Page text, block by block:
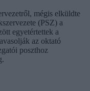
mégis elküldte
(PSZ) a
egyetértettek a
az oktató
poszthoz